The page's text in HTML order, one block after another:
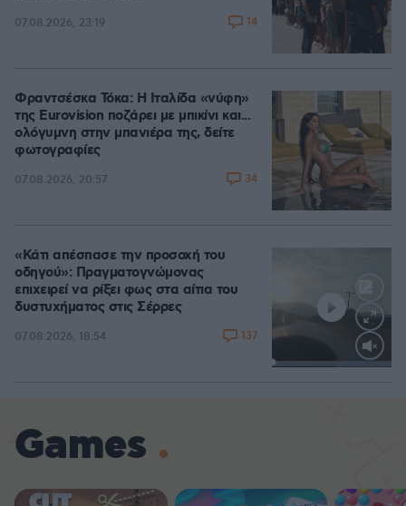
07.08.2026, 23:19 14
Φραντσέσκα Τόκα: Η Ιταλίδα «νύφη»
της Eurovision ποζάρει με μπικίνι και...
ολόγυμνη στην μπανιέρα της, δείτε
φωτογραφίες
07.08.2026, 20:57 34
Loaded:
«Κάτι απέσπασε την προσοχή του
οδηγού»: Πραγματογνώμονας
επιχειρεί να ρίξει φως στα αίτια του
δυστυχήματος στις Σέρρες
07.08.2026, 18:54 137
Games